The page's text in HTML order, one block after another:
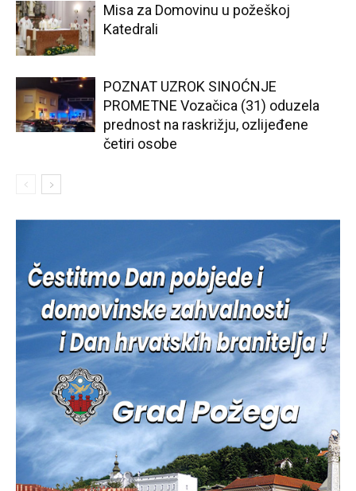
Misa za Domovinu u požeškoj
Katedrali
POZNAT UZROK SINOĆNJE
PROMETNE Vozačica (31) oduzela
prednost na raskrižju, ozlijeđene
četiri osobe